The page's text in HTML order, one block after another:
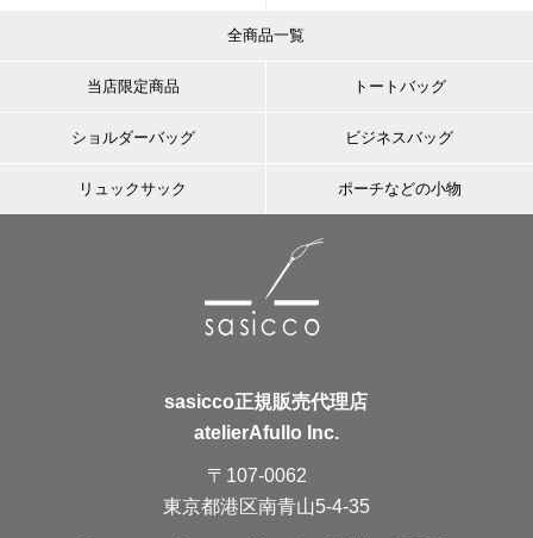
全商品一覧
当店限定商品 トートバッグ
ショルダーバッグ ビジネスバッグ
リュックサック ポーチなどの小物
sasicco正規販売代理店
atelierAfullo Inc.
〒107-0062
東京都港区南青山5-4-35